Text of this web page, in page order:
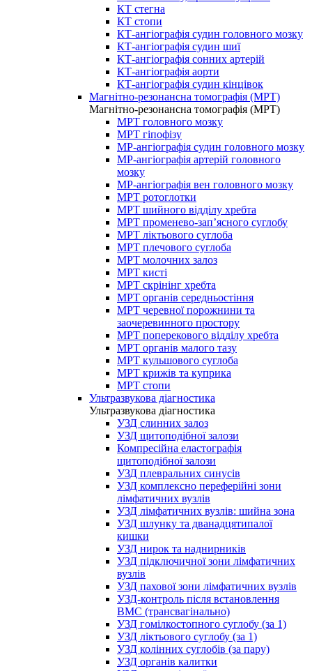
КТ стегна
КТ стопи
КТ-ангіографія судин головного мозку
КТ-ангіографія судин шиї
КТ-ангіографія сонних артерій
КТ-ангіографія аорти
КТ-ангіографія судин кінцівок
Магнітно-резонансна томографія (МРТ)
Магнітно-резонансна томографія (МРТ)
МРТ головного мозку
МРТ гіпофізу
МР-ангіографія судин головного мозку
МР-ангіографія артерій головного
мозку
МР-ангіографія вен головного мозку
МРТ ротоглотки
МРТ шийного відділу хребта
МРТ променево-зап’ясного суглобу
МРТ ліктьового суглоба
МРТ плечового суглоба
МРТ молочних залоз
МРТ кисті
МРТ скрінінг хребта
МРТ органів середньостіння
МРТ черевної порожнини та
заочеревинного простору
МРТ поперекового відділу хребта
МРТ органів малого тазу
МРТ кульшового суглоба
МРТ крижів та куприка
МРТ стопи
Ультразвукова діагностика
Ультразвукова діагностика
УЗД слинних залоз
УЗД щитоподібної залози
Компресійна еластографія
щитоподібної залози
УЗД плевральних синусів
УЗД комплексно переферійні зони
лімфатичних вузлів
УЗД лімфатичних вузлів: шийна зона
УЗД шлунку та дванадцятипалої
кишки
УЗД нирок та наднирників
УЗД підключичної зони лімфатичних
вузлів
УЗД пахової зони лімфатичних вузлів
УЗД-контроль після встановлення
ВМС (трансвагінально)
УЗД гомілкостопного суглобу (за 1)
УЗД ліктьового суглобу (за 1)
УЗД колінних суглобів (за пару)
УЗД органів калитки